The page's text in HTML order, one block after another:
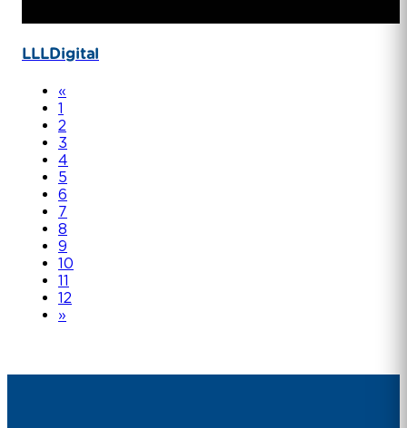
LLLDigital
«
1
2
3
4
5
6
7
8
9
10
11
12
»